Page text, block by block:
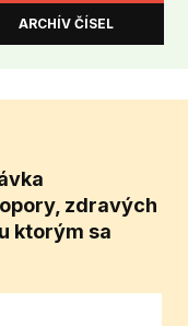
ARCHÍV ČÍSEL
zdravých
ktorým sa